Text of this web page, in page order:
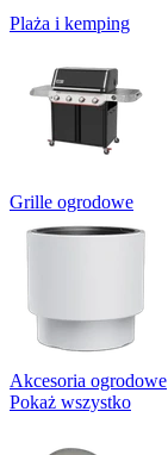
Plaża i kemping
Grille ogrodowe
Akcesoria ogrodowe
Pokaż wszystko